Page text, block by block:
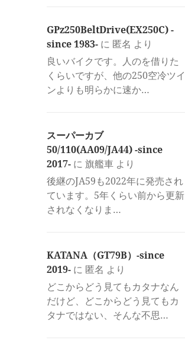
GPz250BeltDrive(EX250C) -
since 1983- に 匿名 より
良いバイクです。人のを借りた
くらいですが、他の250空冷ツイ
ンよりも明らかに速か…
スーパーカブ
50/110(AA09/JA44) -since
2017- に旗艦車 より
後継のJA59も2022年に発売され
ています。5年くらい前から更新
されなくなりま…
KATANA（GT79B）-since
2019- に 匿名 より
どこからどう見てもカタナなん
だけど、どこからどう見てもカ
タナではない、そんな不思…